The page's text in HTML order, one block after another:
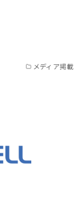
メディア掲載